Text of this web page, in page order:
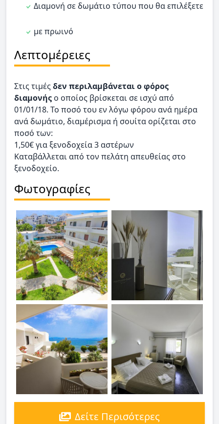
Διαμονή σε δωμάτιο τύπου που θα επιλέξετε
με πρωινό
Λεπτομέρειες
Στις τιμέςδεν περιλαμβάνεται ο φόρος
διαμονής ο οποίος βρίσκεται σε ισχύ από
01/01/18. Το ποσό του εν λόγω φόρου ανά ημέρα
ανά δωμάτιο, διαμέρισμα ή σουίτα ορίζεται στο
ποσό των:
1,50€ για ξενοδοχεία 3 αστέρων
Καταβάλλεται από τον πελάτη απευθείας στο
ξενοδοχείο.
Φωτογραφίες
Δείτε Περισότερες